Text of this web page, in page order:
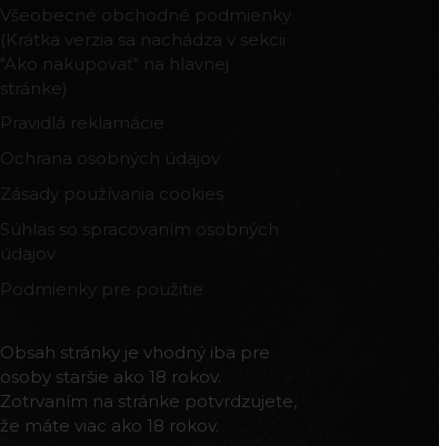
Všeobecné obchodné podmienky
(Krátka verzia sa nachádza v sekcii
"Ako nakupovať" na hlavnej
stránke)
Pravidlá reklamácie
Ochrana osobných údajov
Zásady používania cookies
Súhlas so spracovaním osobných
údajov
Podmienky pre použitie
Obsah stránky je vhodný iba pre
osoby staršie ako 18 rokov.
Zotrvaním na stránke potvrdzujete,
že máte viac ako 18 rokov.